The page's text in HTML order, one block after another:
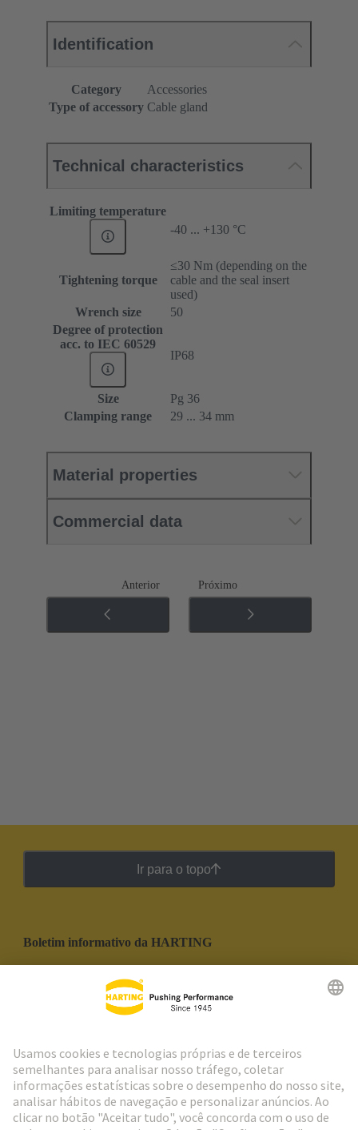
Identification
Category
Accessories
Type of accessory Cable gland
Technical characteristics
Limiting temperature
-40 ... +130 °C
Tightening torque
≤30 Nm (depending on the
cable and the seal insert
used)
Wrench size
50
Degree of protection
acc. to IEC 60529
IP68
Size
Pg 36
Clamping range
29 ... 34 mm
Material properties
Commercial data
Anterior Próximo
Ir para o topo
Boletim informativo da HARTING
Social Media